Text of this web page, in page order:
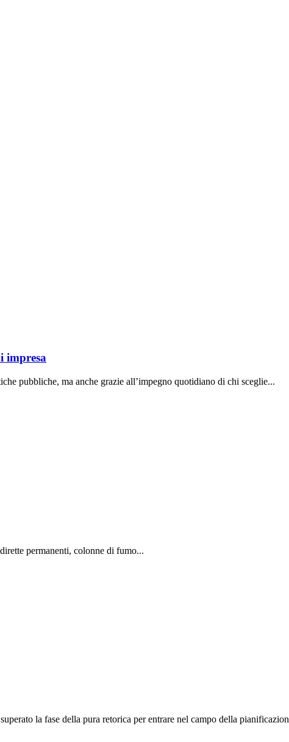
impresa
pubbliche, ma anche grazie all’impegno quotidiano di chi sceglie...
permanenti, colonne di fumo...
la fase della pura retorica per entrare nel campo della